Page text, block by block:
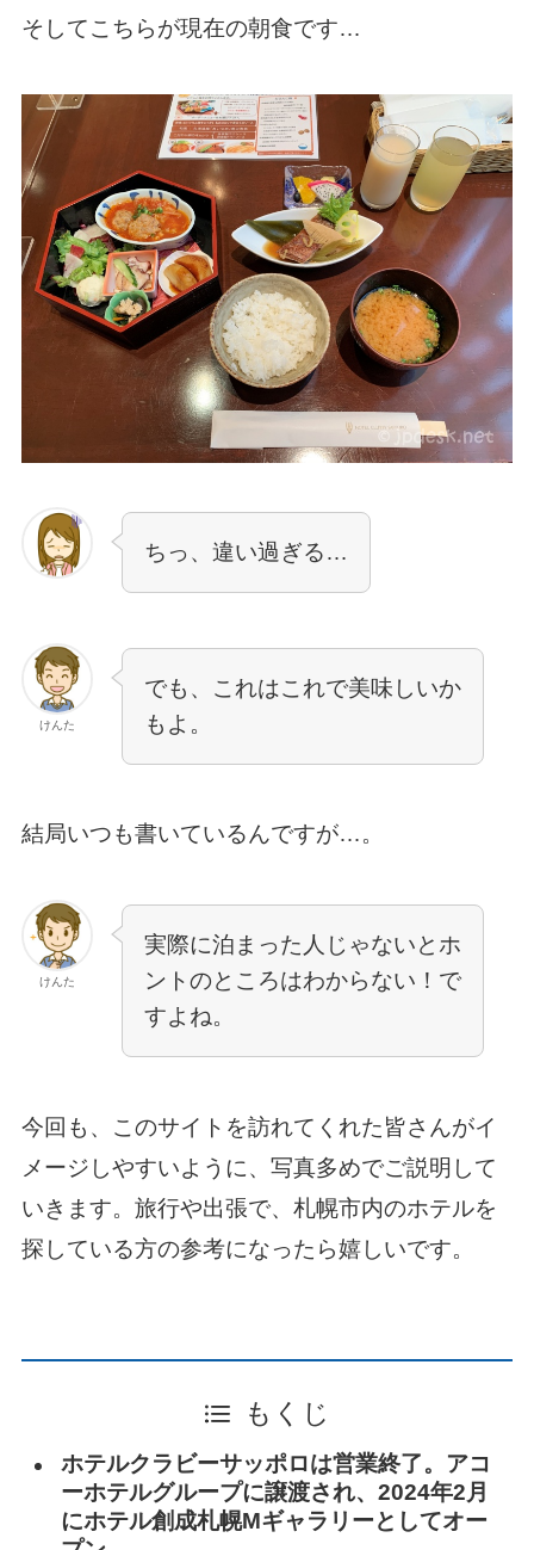
そしてこちらが現在の朝食です…
ちっ、違い過ぎる…
けんた
でも、これはこれで美味しいか
もよ。
結局いつも書いているんですが…。
けんた
実際に泊まった人じゃないとホ
ントのところはわからない！で
すよね。
今回も、このサイトを訪れてくれた皆さんがイ
メージしやすいように、写真多めでご説明して
いきます。旅行や出張で、札幌市内のホテルを
探している方の参考になったら嬉しいです。
もくじ
ホテルクラビーサッポロは営業終了。アコ
ーホテルグループに譲渡され、2024年2月
にホテル創成札幌Mギャラリーとしてオー